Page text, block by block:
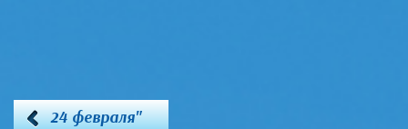
24 февраля"